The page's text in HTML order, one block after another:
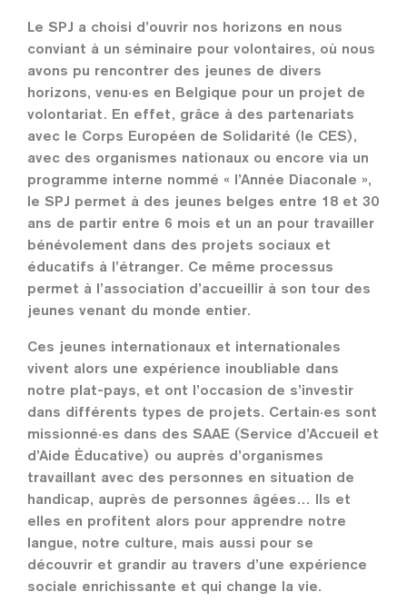
Le SPJ a choisi d’ouvrir nos horizons en nous
conviant à un séminaire pour volontaires, où nous
avons pu rencontrer des jeunes de divers
horizons, venu·es en Belgique pour un projet de
volontariat. En effet, grâce à des partenariats
avec le Corps Européen de Solidarité (le CES),
avec des organismes nationaux ou encore via un
programme interne nommé « l’Année Diaconale »,
le SPJ permet à des jeunes belges entre 18 et 30
ans de partir entre 6 mois et un an pour travailler
bénévolement dans des projets sociaux et
éducatifs à l’étranger. Ce même processus
permet à l’association d’accueillir à son tour des
jeunes venant du monde entier.
Ces jeunes internationaux et internationales
vivent alors une expérience inoubliable dans
notre plat-pays, et ont l’occasion de s’investir
dans différents types de projets. Certain·es sont
missionné·es dans des SAAE (Service d’Accueil et
d’Aide Éducative) ou auprès d’organismes
travaillant avec des personnes en situation de
handicap, auprès de personnes âgées… Ils et
elles en profitent alors pour apprendre notre
langue, notre culture, mais aussi pour se
découvrir et grandir au travers d’une expérience
sociale enrichissante et qui change la vie.